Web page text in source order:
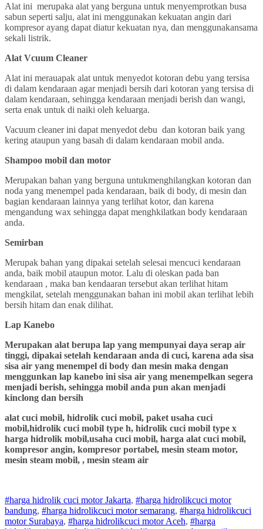
Alat ini merupaka alat yang berguna untuk menyemprotkan busa
sabun seperti salju, alat ini menggunakan kekuatan angin dari
kompresor ayang dapat diatur kekuatan nya, dan menggunakansama
sekali listrik.
Alat Vcuum Cleaner
Alat ini merauapak alat untuk menyedot kotoran debu yang tersisa
di dalam kendaraan agar menjadi bersih dari kotoran yang tersisa di
dalam kendaraan, sehingga kendaraan menjadi berish dan wangi,
serta enak untuk di naiki oleh keluarga.
Vacuum cleaner ini dapat menyedot debu dan kotoran baik yang
kering ataupun yang basah di dalam kendaraan mobil anda.
Shampoo mobil dan motor
Merupakan bahan yang berguna untukmenghilangkan kotoran dan
noda yang menempel pada kendaraan, baik di body, di mesin dan
bagian kendaraan lainnya yang terlihat kotor, dan karena
mengandung wax sehingga dapat menghkilatkan body kendaraan
anda.
Semirban
Merupak bahan yang dipakai setelah selesai mencuci kendaraan
anda, baik mobil ataupun motor. Lalu di oleskan pada ban
kendaraan , maka ban kendaaran tersebut akan terlihat hitam
mengkilat, setelah menggunakan bahan ini mobil akan terlihat lebih
bersih hitam dan enak dilihat.
Lap Kanebo
Merupakan alat berupa lap yang mempunyai daya serap air
tinggi, dipakai setelah kendaraan anda di cuci, karena ada sisa
sisa air yang menempel di body dan mesin maka dengan
menggunkan lap kanebo ini sisa air yang menempelkan segera
menjadi berish, sehingga mobil anda pun akan menjadi
kinclong dan bersih
alat cuci mobil, hidrolik cuci mobil, paket usaha cuci
mobil,hidrolik cuci mobil type h, hidrolik cuci mobil type x
harga hidrolik mobil,usaha cuci mobil, harga alat cuci mobil,
kompresor angin, kompresor portabel, mesin steam motor,
mesin steam mobil, , mesin steam air
#harga hidrolik cuci motor Jakarta, #harga hidrolikcuci motor
bandung, #harga hidrolikcuci motorsemarang, #harga hidrolikcuci
motorSurabaya, #harga hidrolikcuci motorAceh, #harga